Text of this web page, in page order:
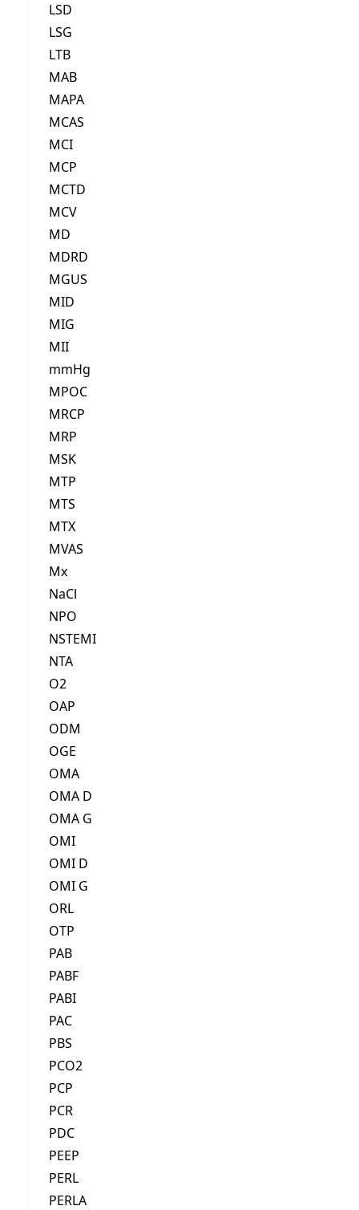
LSD
LSG
LTB
MAB
MAPA
MCAS
MCI
MCP
MCTD
MCV
MD
MDRD
MGUS
MID
MIG
MII
mmHg
MPOC
MRCP
MRP
MSK
MTP
MTS
MTX
MVAS
Mx
NaCl
NPO
NSTEMI
NTA
O2
OAP
ODM
OGE
OMA
OMA D
OMA G
OMI
OMI D
OMI G
ORL
OTP
PAB
PABF
PABI
PAC
PBS
PCO2
PCP
PCR
PDC
PEEP
PERL
PERLA